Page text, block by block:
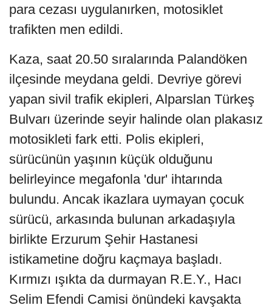
para cezası uygulanırken, motosiklet
trafikten men edildi.
Kaza, saat 20.50 sıralarında Palandöken
ilçesinde meydana geldi. Devriye görevi
yapan sivil trafik ekipleri, Alparslan Türkeş
Bulvarı üzerinde seyir halinde olan plakasız
motosikleti fark etti. Polis ekipleri,
sürücünün yaşının küçük olduğunu
belirleyince megafonla 'dur' ihtarında
bulundu. Ancak ikazlara uymayan çocuk
sürücü, arkasında bulunan arkadaşıyla
birlikte Erzurum Şehir Hastanesi
istikametine doğru kaçmaya başladı.
Kırmızı ışıkta da durmayan R.E.Y., Hacı
Selim Efendi Camisi önündeki kavşakta